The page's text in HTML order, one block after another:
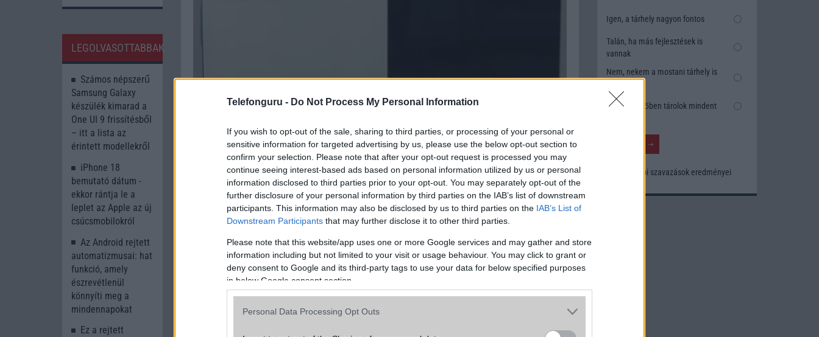
Telefonguru - Do Not Process My Personal Information
If you wish to opt-out of the sale, sharing to third parties, or processing of your personal or
sensitive information for targeted advertising by us, please use the below opt-out section to
confirm your selection. Please note that after your opt-out request is processed you may
continue seeing interest-based ads based on personal information utilized by us or personal
information disclosed to third parties prior to your opt-out. You may separately opt-out of the
further disclosure of your personal information by third parties on the IAB’s list of downstream
participants. This information may also be disclosed by us to third parties on the IAB’s List of
Downstream Participants that may further disclose it to other third parties.
Please note that this website/app uses one or more Google services and may gather and store
information including but not limited to your visit or usage behaviour. You may click to grant or
deny consent to Google and its third-party tags to use your data for below specified purposes
in below Google consent section.
Personal Data Processing Opt Outs
A helyzetet tovább bonyolítja, hogy több iparági forrás szerint az Apple jelentősen átalakítja
az iPhone-ok bemutatási menetrendjét. A jelenlegi várakozások alapján az iPhone 18 Pro
modellek már 2026 szeptemberében debütálnak, míg a hagyományos iPhone 18, az iPhone
18e és a következő generációsiPhone Aircsak 2027 tavaszán érkezhetnek. Ebben az új
rendszerben akár az is elképzelhető, hogy a hajlítható iPhone egy teljesen különálló
termékkategóriaként, saját bemutatóval kerül a piacra.
Bár a lehetséges halasztás csalódást okozhat azoknak, akik már idén szeretnék látni az Apple
LEGOLVASOTTABBAK
Számos népszerű
Samsung Galaxy
készülék kimarad a
One UI 9 frissítésből
– itt a lista az
érintett modellekről
iPhone 18
bemutató dátum -
ekkor rántja le a
leplet az Apple az új
csúcsmobilokról
Az Android rejtett
automatizmusai: hat
funkció, amely
észrevétlenül
könnyíti meg a
mindennapokat
Ez a rejtett
Igen, a tárhely nagyon fontos
Talán, ha más fejlesztések is
vannak
Nem, nekem a mostani tárhely is
Inkább felhőben tárolok mindent
Korábbi szavazások eredményei